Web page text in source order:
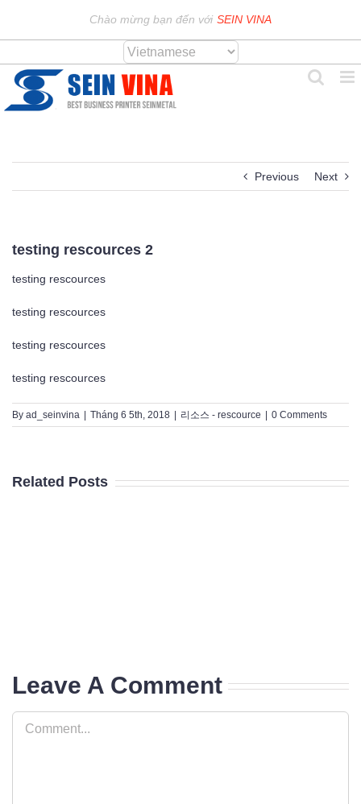
content
Chào mừng bạn đến với SEIN VINA
Previous Next
testing rescources 2
testing rescources
testing rescources
testing rescources
testing rescources
By ad_seinvina Tháng 6 5th, 2018 리소스 - rescource 0 Comments
Related Posts
Leave A Comment
Comment